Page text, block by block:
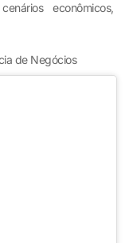
econômicos,
de Negócios